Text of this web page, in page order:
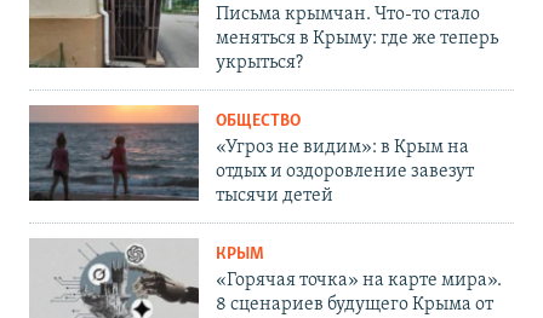
Письма крымчан. Что-то стало
меняться в Крыму: где же теперь
укрыться?
ОБЩЕСТВО
«Угроз не видим»: в Крым на
отдых и оздоровление завезут
тысячи детей
КРЫМ
«Горячая точка» на карте мира».
8 сценариев будущего Крыма от